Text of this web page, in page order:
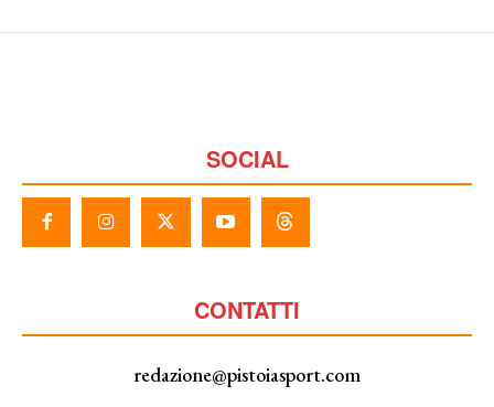
SOCIAL
CONTATTI
redazione@pistoiasport.com